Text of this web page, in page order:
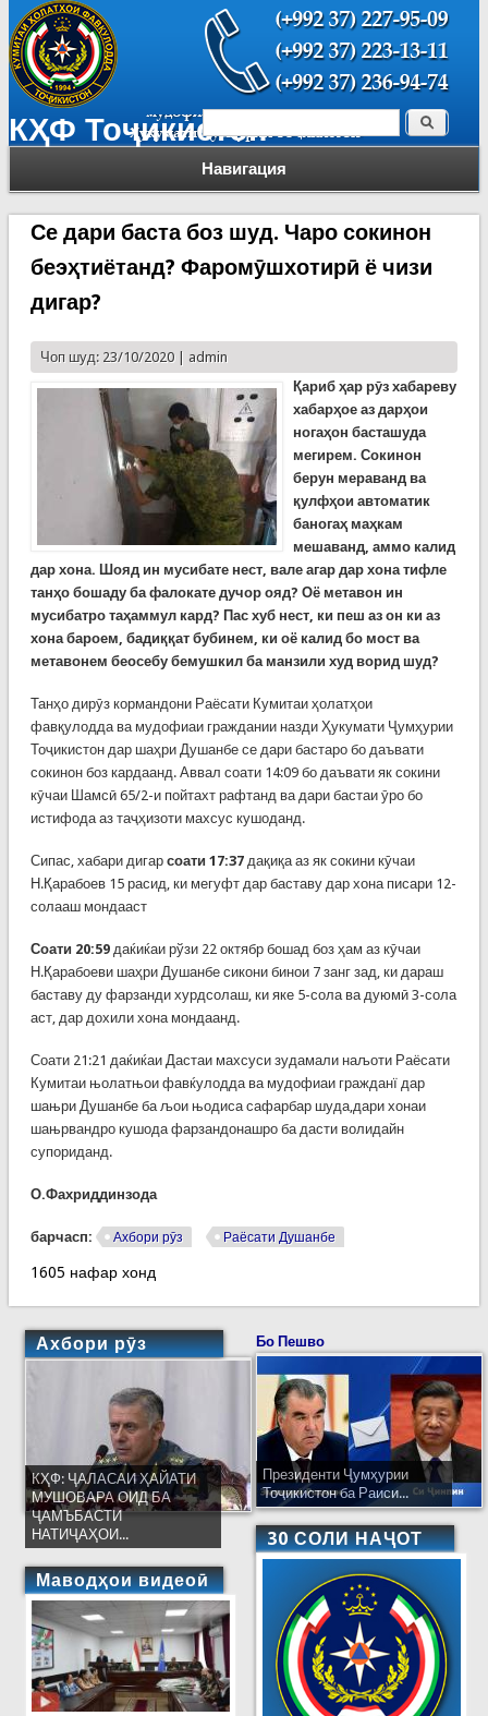
КҲФ Тоҷикистон
Навигация
Форма поиска Поиск
Се дари баста боз шуд. Чаро сокинон
беэҳтиётанд? Фаромӯшхотирӣ ё чизи
дигар?
Чоп шуд: 23/10/2020 | admin
Қариб ҳар рӯз хабареву
хабарҳое аз дарҳои
ногаҳон басташуда
мегирем. Сокинон
берун мераванд ва
қулфҳои автоматик
баногаҳ маҳкам
мешаванд, аммо калид
дар хона. Шояд ин мусибате нест, вале агар дар хона тифле
танҳо бошаду ба фалокате дучор ояд? Оё метавон ин
мусибатро таҳаммул кард? Пас хуб нест, ки пеш аз он ки аз
хона бароем, бадиққат бубинем, ки оё калид бо мост ва
метавонем беосебу бемушкил ба манзили худ ворид шуд?
Танҳо дирӯз кормандони Раёсати Кумитаи ҳолатҳои
фавқулодда ва мудофиаи граждании назди Ҳукумати Ҷумҳурии
Тоҷикистон дар шаҳри Душанбе се дари бастаро бо даъвати
сокинон боз кардаанд. Аввал соати 14:09 бо даъвати як сокини
кӯчаи Шамсӣ 65/2-и пойтахт рафтанд ва дари бастаи ӯро бо
истифода аз таҷҳизоти махсус кушоданд.
Сипас, хабари дигар соати 17:37дақиқа аз як сокини кӯчаи
Н.Қарабоев 15 расид, ки мегуфт дар баставу дар хона писари 12-
солааш мондааст
Соати 20:59даќиќаи рўзи 22 октябр бошад боз ҳам аз кӯчаи
Н.Қарабоеви шаҳри Душанбе сикони бинои 7 занг зад, ки дараш
баставу ду фарзанди хурдсолаш, ки яке 5-сола ва дуюмӣ 3-сола
аст, дар дохили хона мондаанд.
Соати 21:21 даќиќаи Дастаи махсуси зудамали наљоти Раёсати
Кумитаи њолатњои фавќулодда ва мудофиаи гражданї дар
шањри Душанбе ба љои њодиса сафарбар шуда,дари хонаи
шањрвандро кушода фарзандонашро ба дасти волидайн
супориданд.
О.Фахриддинзода
барчасп: Ахбори рӯз Раёсати Душанбе
1605 нафар хонд
Ахбори рӯз
КҲФ: ҶАЛАСАИ ҲАЙАТИ
МУШОВАРА ОИД БА
ҶАМЪБАСТИ
НАТИҶАҲОИ...
Маводҳои видеоӣ
Бо Пешво
Президенти Ҷумҳурии
Тоҷикистон ба Раиси...
30 СОЛИ НАҶОТ